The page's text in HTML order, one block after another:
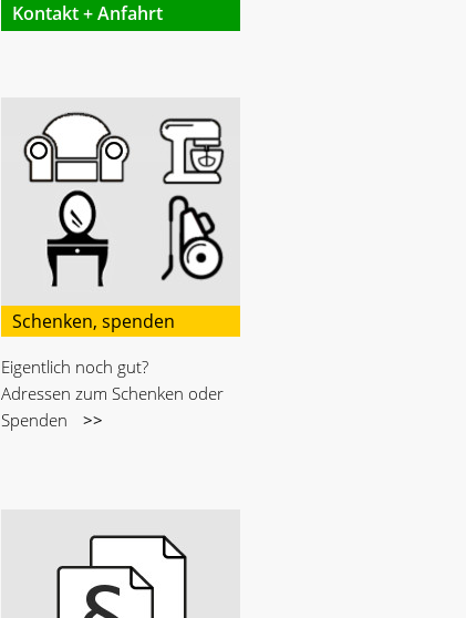
Kontakt + Anfahrt
Schenken, spenden
Eigentlich noch gut?
Adressen zum Schenken oder
Spenden
>>